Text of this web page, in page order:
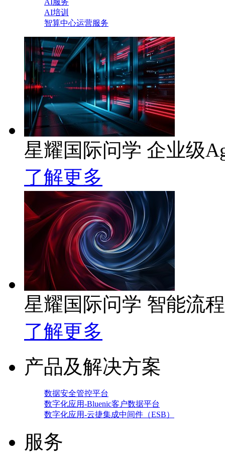
AI服务
AI培训
智算中心运营服务
星耀国际问学 企业级
了解更多
星耀国际问学 智能流
了解更多
产品及解决方案
数据安全管控平台
数字化应用-Bluenic客户数据平台
数字化应用-云捷集成中间件（ESB）
服务